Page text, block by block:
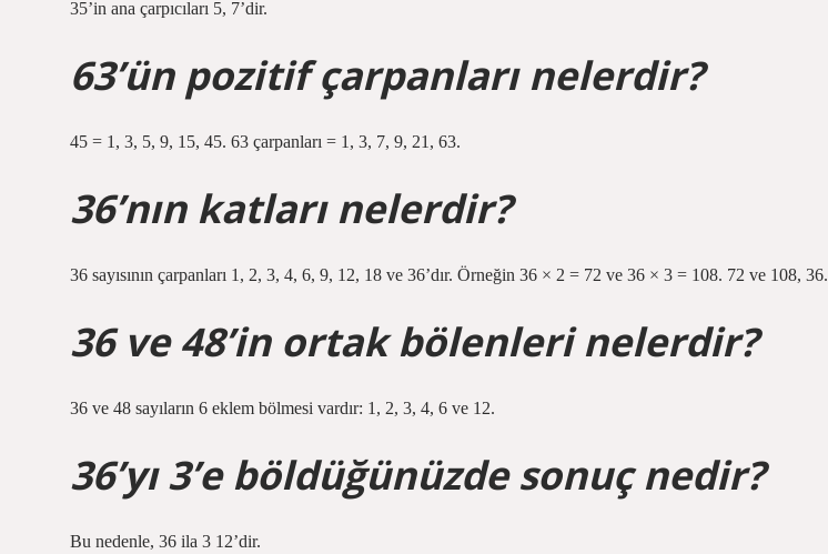
35’in ana çarpıcıları 5, 7’dir.
63’ün pozitif çarpanları nelerdir?
45 = 1, 3, 5, 9, 15, 45. 63 çarpanları = 1, 3, 7, 9, 21, 63.
36’nın katları nelerdir?
36 sayısının çarpanları 1, 2, 3, 4, 6, 9, 12, 18 ve 36’dır. Örneğin 36 × 2 = 72 ve 36 × 3 = 108. 72 ve 108, 36.
36 ve 48’in ortak bölenleri nelerdir?
36 ve 48 sayıların 6 eklem bölmesi vardır: 1, 2, 3, 4, 6 ve 12.
36’yı 3’e böldüğünüzde sonuç nedir?
Bu nedenle, 36 ila 3 12’dir.